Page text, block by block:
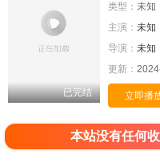
已完结
类型： 未知
主演： 未知
导演： 未知
更新：
立即播
本站没有任何